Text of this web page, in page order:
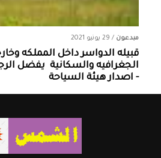
مبدعون / 29 يونيو 2021
قبيله الدواسر داخل المملكه
الجغرافيه والسكانية ‏ يفضل
- اصدار هيئة السياحة